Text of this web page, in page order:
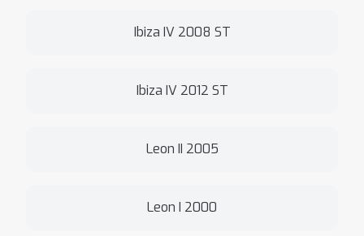
Ibiza IV 2008 ST
Ibiza IV 2012 ST
Leon II 2005
Leon I 2000